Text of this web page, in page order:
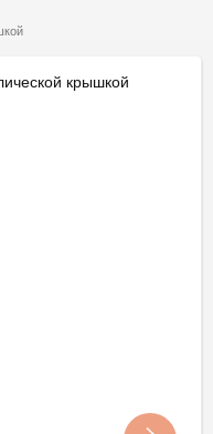
крышкой